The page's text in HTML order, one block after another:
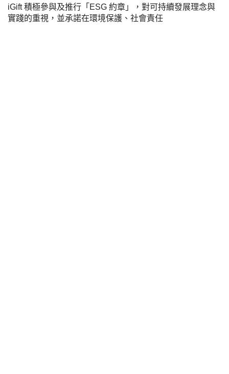
iGift積極參與及推行「 ESG 約章」，對可持續發展理念與
實踐的重視，並承諾在環境保護、社會責任